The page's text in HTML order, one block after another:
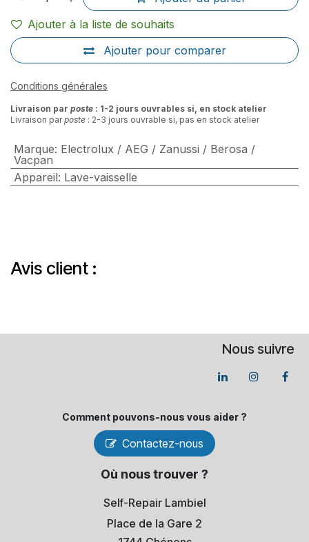
Ajouter pour comparer
Ajouter à la liste de souhaits
Conditions générales
Livraison par poste : 1-2 jours ouvrables si, en stock atelier
Livraison parposte : 2-3 jours ouvrable si, pas en stock atelier
Marque: Electrolux / AEG / Zanussi / Berosa /
Vacpan
Appareil: Lave-vaisselle
Avis client :
Nous suivre
Comment pouvons-​nous vous aider ?
Contactez-nous
Où nous trouver ?
Self-Repair Lambiel
Place de la Gare 2